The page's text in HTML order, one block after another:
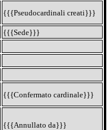
{{{Pseudocardinali creati}}}
{{{Sede}}}
{{{Confermato cardinale}}}
{{{Annullato da}}}